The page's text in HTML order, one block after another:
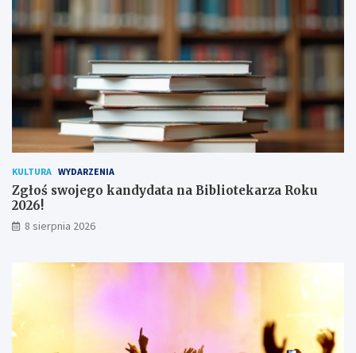
!h
u
ż
o
n
i
ó
w
KULTURA WYDARZENIA
Zgłoś swojego kandydata na Bibliotekarza Roku
2026!
8 sierpnia 2026